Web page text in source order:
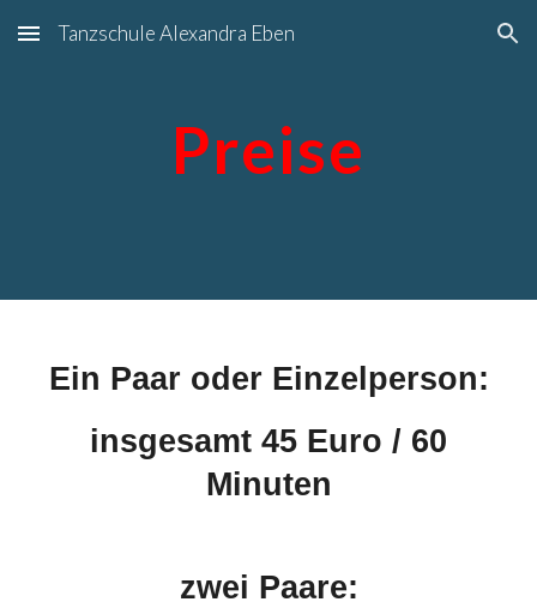
Skip to main content Skip to navigation
Tanzschule Alexandra Eben
Preise
Ein Paar oder Einzelperson:
insgesamt 45 Euro / 60
Minuten
zwei Paare: